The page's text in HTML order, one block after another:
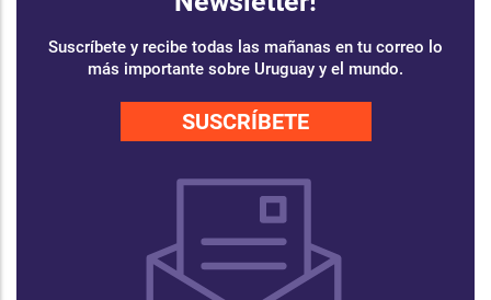
Suscríbete y recibe todas las mañanas en tu correo lo
más importante sobre Uruguay y el mundo.
SUSCRÍBETE